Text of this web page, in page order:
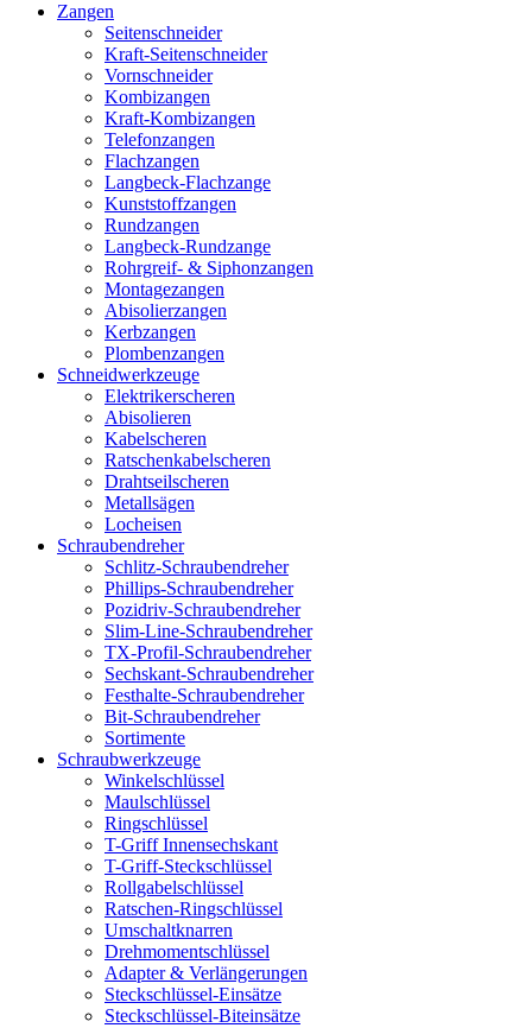
Zangen
Seitenschneider
Kraft-Seitenschneider
Vornschneider
Kombizangen
Kraft-Kombizangen
Telefonzangen
Flachzangen
Langbeck-Flachzange
Kunststoffzangen
Rundzangen
Langbeck-Rundzange
Rohrgreif- & Siphonzangen
Montagezangen
Abisolierzangen
Kerbzangen
Plombenzangen
Schneidwerkzeuge
Elektrikerscheren
Abisolieren
Kabelscheren
Ratschenkabelscheren
Drahtseilscheren
Metallsägen
Locheisen
Schraubendreher
Schlitz-Schraubendreher
Phillips-Schraubendreher
Pozidriv-Schraubendreher
Slim-Line-Schraubendreher
TX-Profil-Schraubendreher
Sechskant-Schraubendreher
Festhalte-Schraubendreher
Bit-Schraubendreher
Sortimente
Schraubwerkzeuge
Winkelschlüssel
Maulschlüssel
Ringschlüssel
T-Griff Innensechskant
T-Griff-Steckschlüssel
Rollgabelschlüssel
Ratschen-Ringschlüssel
Umschaltknarren
Drehmomentschlüssel
Adapter & Verlängerungen
Steckschlüssel-Einsätze
Steckschlüssel-Biteinsätze